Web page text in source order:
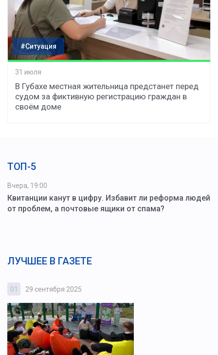
#Ситуация
31 июля
В Губахе местная жительница предстанет перед
судом за фиктивную регистрацию граждан в
своём доме
ТОП-5
Вчера, 19:00
Квитанции канут в цифру. Избавит ли реформа людей
от проблем, а почтовые ящики от спама?
ЛУЧШЕЕ В ГАЗЕТЕ
01 29 сентября 2025